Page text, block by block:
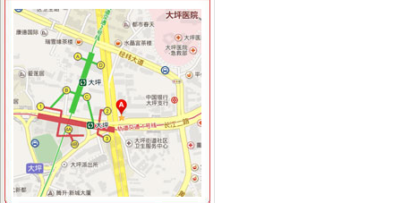
工商动态
周朝东局如何一元钱办公司长率队到大足县调研工商工作
万盛区工商分局重庆0元注册公司6.30任务完成情况
开县工商局免费注册公司采取四项措施确保中考高考顺利进行
荣昌县工商局如何一元钱办公司深入开展保持共产党员先进性教育活动
云阳县工商局免费注册公司认真开展保持共产党员先进性教育活动